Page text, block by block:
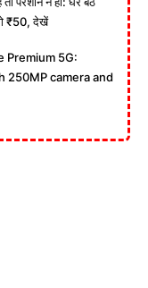
₹50, देखें
Premium 5G:
250MP camera and